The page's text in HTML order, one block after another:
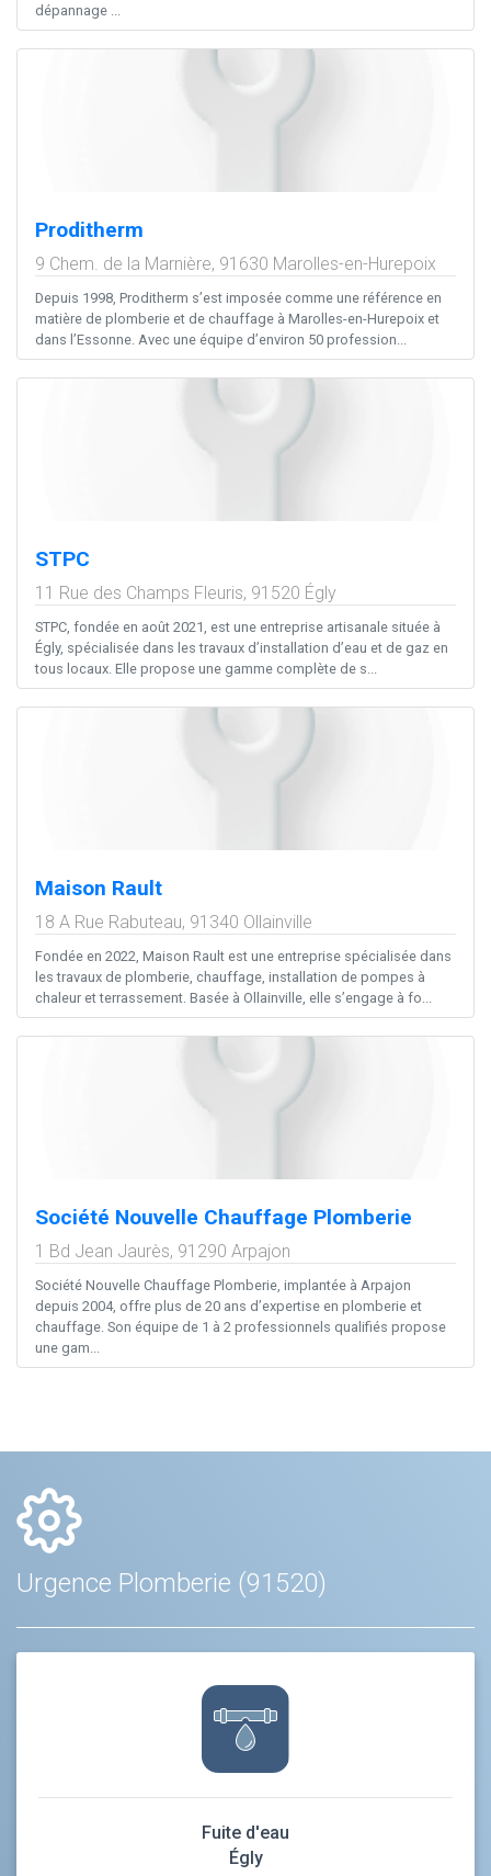
dépannage ...
Proditherm
9 Chem. de la Marnière, 91630 Marolles-en-Hurepoix
Depuis 1998, Proditherm s’est imposée comme une référence en
matière de plomberie et de chauffage à Marolles-en-Hurepoix et
dans l’Essonne. Avec une équipe d’environ 50 profession...
STPC
11 Rue des Champs Fleuris, 91520 Égly
STPC, fondée en août 2021, est une entreprise artisanale située à
Égly, spécialisée dans les travaux d’installation d’eau et de gaz en
tous locaux. Elle propose une gamme complète de s...
Maison Rault
18 A Rue Rabuteau, 91340 Ollainville
Fondée en 2022, Maison Rault est une entreprise spécialisée dans
les travaux de plomberie, chauffage, installation de pompes à
chaleur et terrassement. Basée à Ollainville, elle s’engage à fo...
Société Nouvelle Chauffage Plomberie
1 Bd Jean Jaurès, 91290 Arpajon
Société Nouvelle Chauffage Plomberie, implantée à Arpajon
depuis 2004, offre plus de 20 ans d’expertise en plomberie et
chauffage. Son équipe de 1 à 2 professionnels qualifiés propose
une gam...
Urgence Plomberie (91520)
Fuite d'eau
Égly